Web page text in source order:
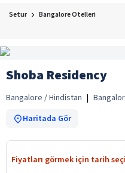
Setur Bangalore Otelleri
Shoba Residency
Bangalore / Hindistan |
Haritada Gör
Fiyatları görmek için tarih